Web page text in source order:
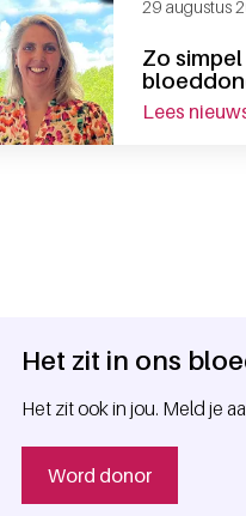
Zo
29 augustus
lees
Het zit in ons
Het zit ook in jou. Meld je
Word donor